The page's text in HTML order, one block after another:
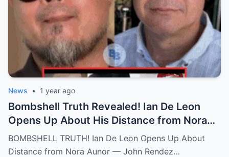
News • 1 year ago
Bombshell Truth Revealed! Ian De Leon
Opens Up About His Distance from Nora
Aunor – John Rendez Accused of Causing
an Irreparable Rift in the Family!
BOMBSHELL TRUTH! Ian De Leon Opens Up About
Distance from Nora Aunor — John Rendez…